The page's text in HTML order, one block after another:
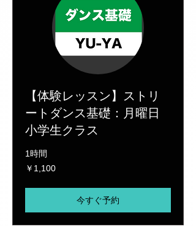
【体験レッスン】ストリ
ートダンス基礎：月曜日
小学生クラス
1時間
1,100
円
￥1,100
今すぐ予約